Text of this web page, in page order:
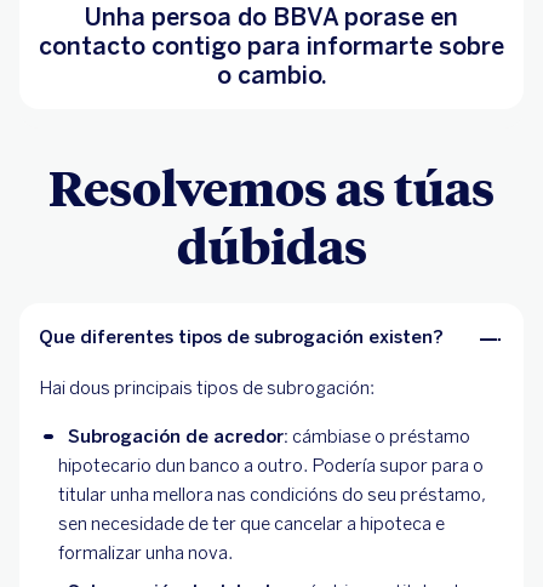
Unha persoa do BBVA porase en
contacto contigo para informarte sobre
o cambio.
Resolvemos as túas
dúbidas
Que diferentes tipos de subrogación existen?
Hai dous principais tipos de subrogación:
Subrogación de acredor: cámbiase o préstamo
hipotecario dun banco a outro. Podería supor para o
titular unha mellora nas condicións do seu préstamo,
sen necesidade de ter que cancelar a hipoteca e
formalizar unha nova.